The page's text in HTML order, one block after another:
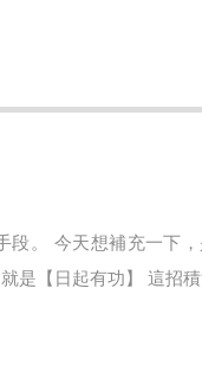
段。 今天想補充一下
是【日起有功】 這招